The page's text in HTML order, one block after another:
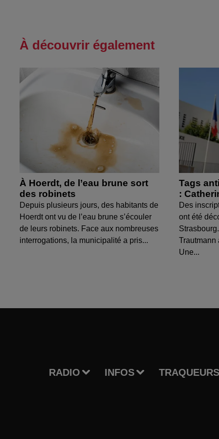
À découvrir également
À Hoerdt, de l’eau brune sort
des robinets
Depuis plusieurs jours, des habitants de
Hoerdt ont vu de l’eau brune s’écouler
de leurs robinets. Face aux nombreuses
interrogations, la municipalité a pris...
Tags
:
Des
ont été
Trautmann
Une...
RADIO INFOS